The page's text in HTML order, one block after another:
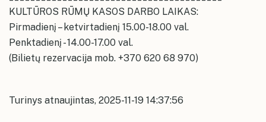
KULTŪROS RŪMŲ KASOS DARBO LAIKAS:
Pirmadienį – ketvirtadienį 15.00-18.00 val.
Penktadienį - 14.00-17.00 val.
(Bilietų rezervacija mob. +370 620 68 970)
Turinys atnaujintas, 2025-11-19 14:37:56